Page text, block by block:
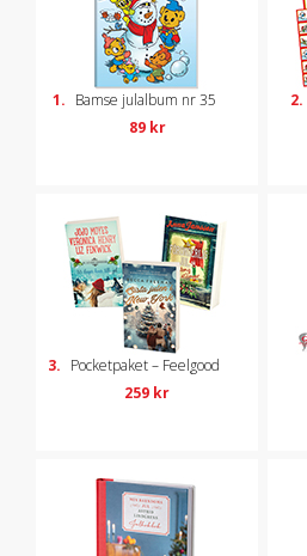
1. Bamse julalbum nr 35
89 kr
2.
3. Pocketpaket – Feelgood
259 kr